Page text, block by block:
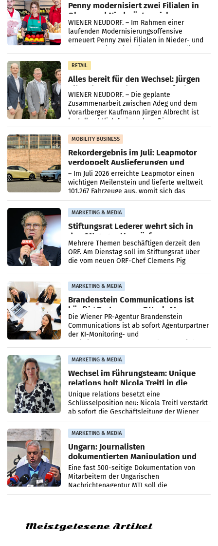
Penny modernisiert zwei Filialen in
Ober- und Niederösterreich
WIENER NEUDORF. – Im Rahmen einer
laufenden Modernisierungsoffensive
erneuert Penny zwei Filialen in Nieder- und
RETAIL
Alles bereit für den Wechsel: Jürgen
Albrecht setzt ab 1.1.2027 auf Adeg
WIENER NEUDORF. – Die geplante
Zusammenarbeit zwischen Adeg und dem
Vorarlberger Kaufmann Jürgen Albrecht ist
kartellrechtlich freigegeben: Die
Bundeswettbewerbsbehörde und der
Bundeskartellanwalt
MOBILITY BUSINESS
Rekordergebnis im Juli: Leapmotor
verdoppelt Auslieferungen und
überschreitet die 100.000er-Marke
– Im Juli 2026 erreichte Leapmotor einen
wichtigen Meilenstein und lieferte weltweit
101.267 Fahrzeuge aus, womit sich das
Ergebnis gegenüber Juli 2025 mehr als
verdoppelte (+102
MARKETING & MEDIA
Stiftungsrat Lederer wehrt sich in
den SN gegen Vorwürfe
Mehrere Themen beschäftigen derzeit den
ORF. Am Dienstag soll im Stiftungsrat über
die vom neuen ORF-Chef Clemens Pig
MARKETING & MEDIA
Brandenstein Communications ist
künftig Partner von OtterlyAI
Die Wiener PR-Agentur Brandenstein
Communications ist ab sofort Agenturpartner
der KI-Monitoring- und
MARKETING & MEDIA
Wechsel im Führungsteam: Unique
relations holt Nicola Treitl in die
Geschäftsleitung
Unique relations besetzt eine
Schlüsselposition neu: Nicola Treitl verstärkt
ab sofort die Geschäftsleitung der Wiener
PR-Agentur an der Seite von Josef Kalina und
Anna Kalina-Mahr.
MARKETING & MEDIA
Ungarn: Journalisten
dokumentierten Manipulation und
Zensur
Eine fast 500-seitige Dokumentation von
Mitarbeitern der Ungarischen
Nachrichtenagentur MTI soll die
systematische Nachrichten-Manipulation und
Meistgelesene Artikel